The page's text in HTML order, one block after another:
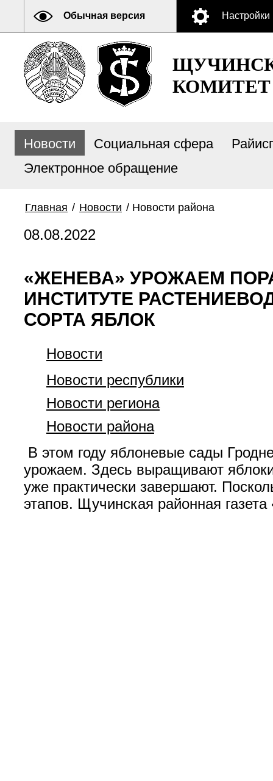
Обычная версия Настройки
КОМИТЕТ
Новости Социальная сфера
Электронное обращение
Главная / Новости / Новости района
08.08.2022
«ЖЕНЕВА» УРОЖАЕМ
ИНСТИТУТЕ
СОРТА ЯБЛОК
Новости
Новости республики
Новости региона
Новости района
В этом году яблоневые сады
урожаем. Здесь выращивают
уже практически завершают.
этапов. Щучинская районная